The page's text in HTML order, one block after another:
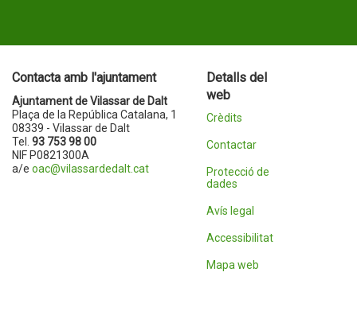
Contacta amb l'ajuntament
Ajuntament de Vilassar de Dalt
Plaça de la República Catalana, 1
08339 - Vilassar de Dalt
Tel. 93 753 98 00
NIF P0821300A
a/e oac@vilassardedalt.cat
Detalls del
web
Crèdits
Contactar
Protecció de
dades
Avís legal
Accessibilitat
Mapa web